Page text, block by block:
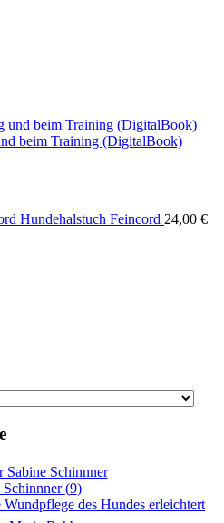
beim Training (DigitalBook)
Hundehalstuch Feincord 24,00 €
Schinnner(9)
des Hundes erleichtert